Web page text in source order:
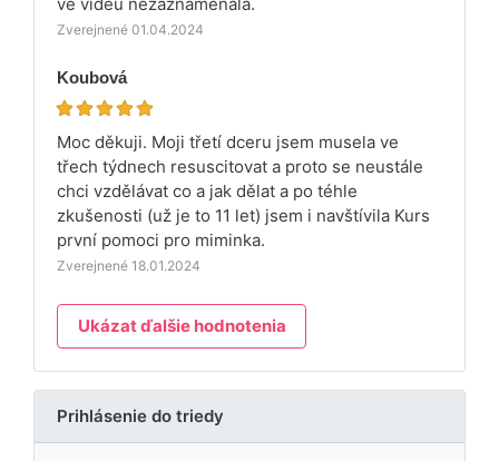
Zverejnené 01.04.2024
Koubová
Moc děkuji. Moji třetí dceru jsem musela ve
třech týdnech resuscitovat a proto se neustále
chci vzdělávat co a jak dělat a po téhle
zkušenosti (už je to 11 let) jsem i navštívila Kurs
první pomoci pro miminka.
Zverejnené 18.01.2024
Ukázat ďalšie hodnotenia
Prihlásenie do triedy